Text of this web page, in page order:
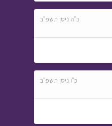
כ"ה ניסן תשפ"ב
כ"ו ניסן תשפ"ב